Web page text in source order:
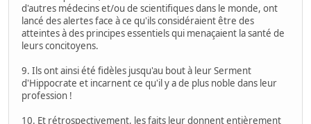
d'autres médecins et/ou de scientifiques dans le monde, ont
lancé des alertes face à ce qu'ils considéraient être des
atteintes à des principes essentiels qui menaçaient la santé de
leurs concitoyens.
9. Ils ont ainsi été fidèles jusqu'au bout à leur Serment
d'Hippocrate et incarnent ce qu'il y a de plus noble dans leur
profession !
10. Et rétrospectivement, les faits leur donnent entièrement